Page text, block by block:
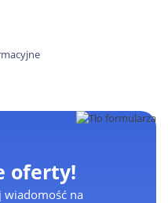
oferty!
wiadomość na